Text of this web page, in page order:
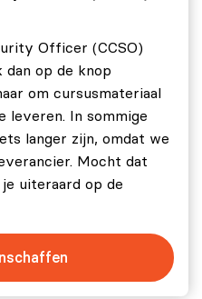
Officer (CCSO)
dan op de knop
om cursusmateriaal
leveren. In sommige
langer zijn, omdat we
Mocht dat
uiteraard op de